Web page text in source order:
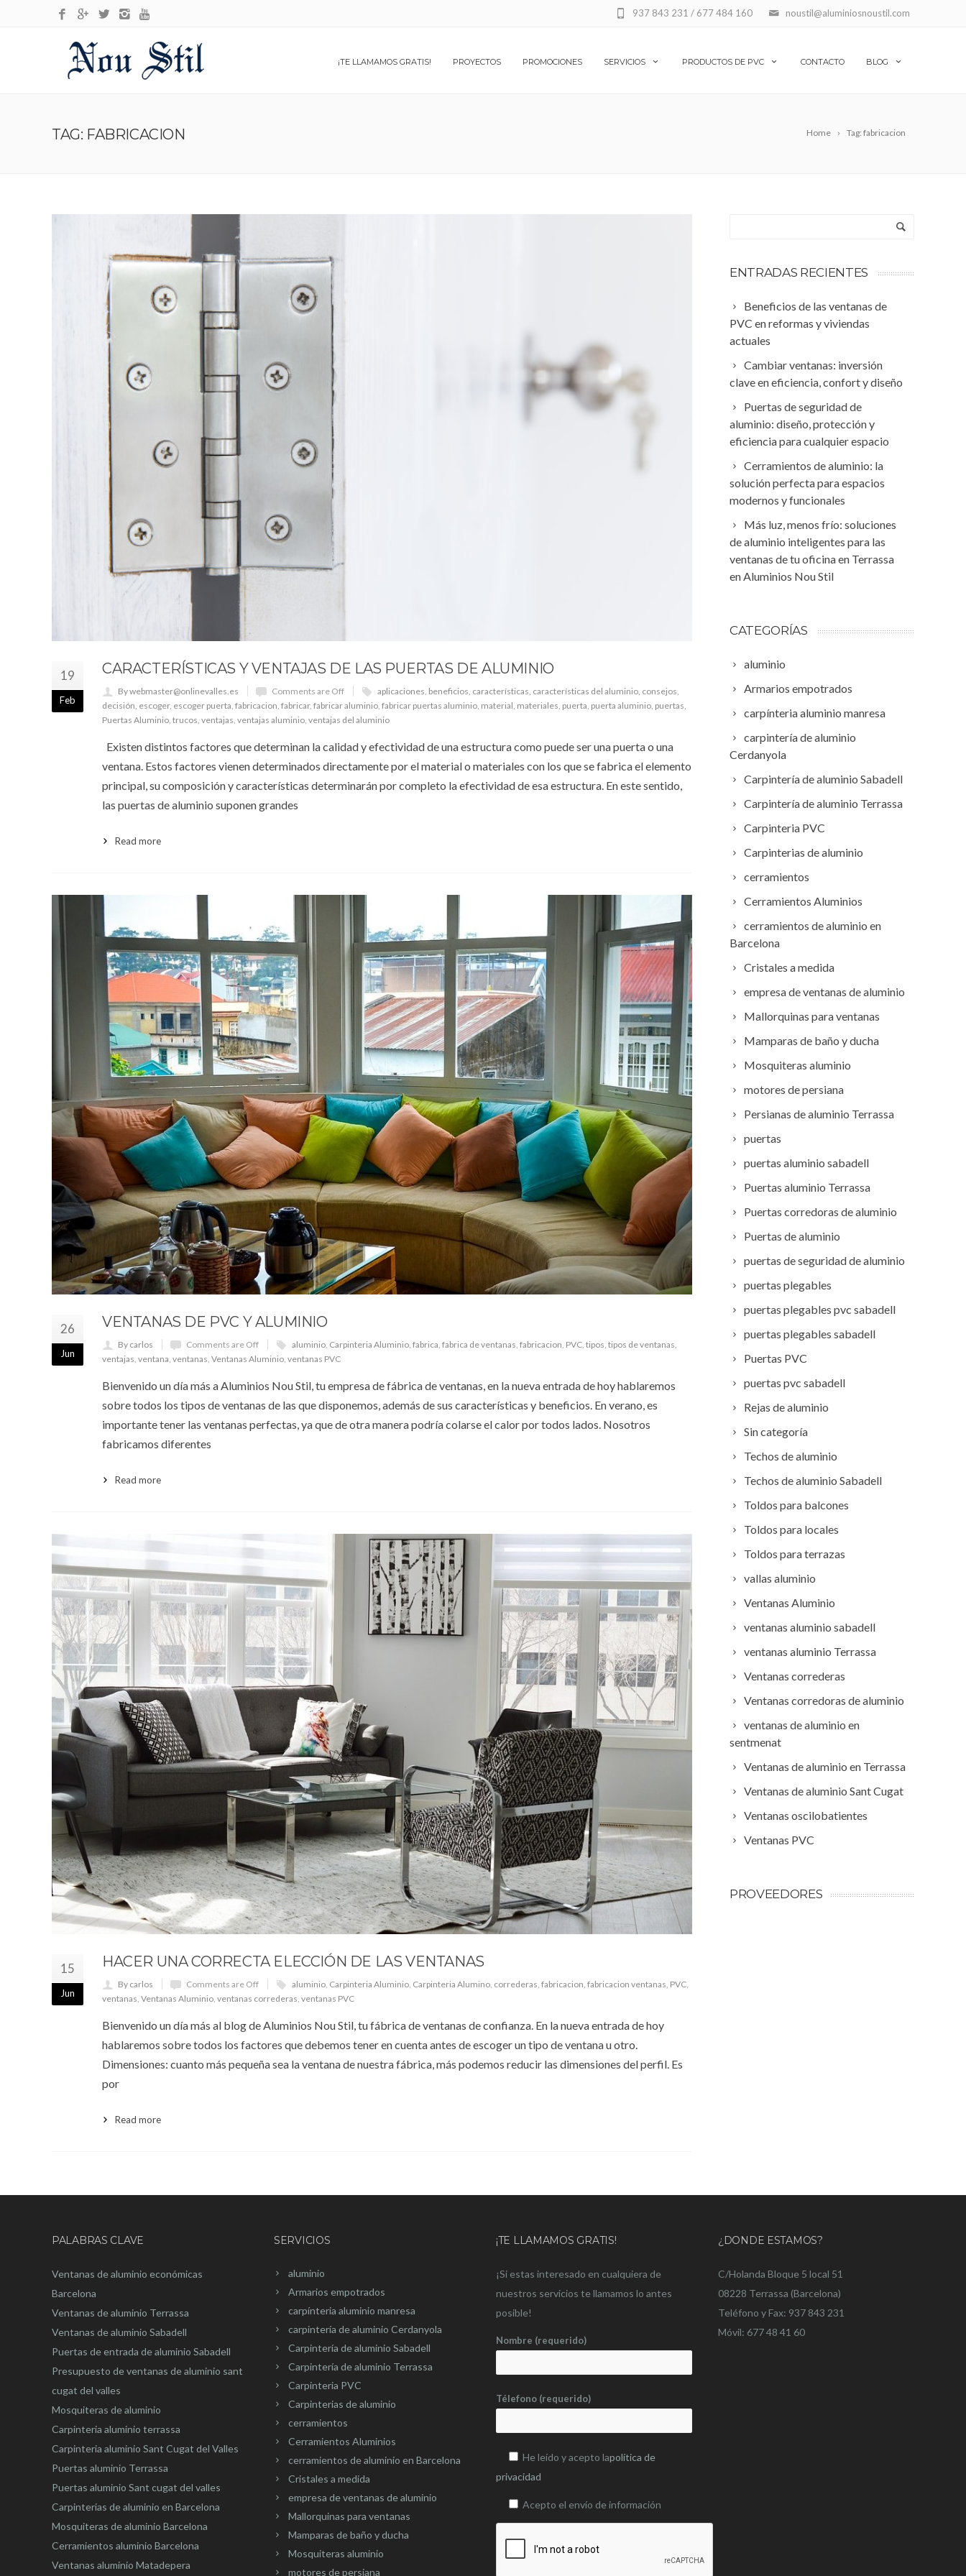
noustil@aluminiosnoustil.com
937 843 231 / 677 484 160
¡TE LLAMAMOS GRATIS! PROYECTOS PROMOCIONES SERVICIOS PRODUCTOS DE PVC CONTACTO BLOG
Home Tag: fabricacion
TAG: FABRICACION
19
Feb
CARACTERÍSTICAS Y VENTAJAS DE LAS PUERTAS DE ALUMINIO
By webmaster@onlinevalles.es Comments are Off aplicaciones beneficios características características del aluminio consejos
decisión escoger, escoger puerta fabricacion fabricar, fabricar aluminio fabricar puertas aluminio material materiales puerta puerta aluminio puertas
Puertas Aluminio trucos ventajas ventajas aluminio ventajas del aluminio
Existen distintos factores que determinan la calidad y efectividad de una estructura como puede ser una puerta o una
ventana. Estos factores vienen determinados directamente por el material o materiales con los que se fabrica el elemento
principal, su composición y características determinarán por completo la efectividad de esa estructura. En este sentido,
las puertas de aluminio suponen grandes
Read more
26
Jun
VENTANAS DE PVC Y ALUMINIO
By carlos Comments are Off aluminio, Carpinteria Aluminio, fabrica, fabrica de ventanas, fabricacion, PVC, tipos, tipos de ventanas,
ventajas, ventana, ventanas, Ventanas Aluminio, ventanas PVC
Bienvenido un día más a Aluminios Nou Stil, tu empresa de fábrica de ventanas, en la nueva entrada de hoy hablaremos
sobre todos los tipos de ventanas de las que disponemos, además de sus características y beneficios. En verano, es
importante tener las ventanas perfectas, ya que de otra manera podría colarse el calor por todos lados. Nosotros
fabricamos diferentes
Read more
15
Jun
HACER UNA CORRECTA ELECCIÓN DE LAS VENTANAS
By carlos Comments are Off aluminio, Carpinteria Aluminio, Carpinteria Alumino, correderas, fabricacion, fabricacion ventanas, PVC,
ventanas, Ventanas Aluminio, ventanas correderas, ventanas PVC
Bienvenido un día más al blog de Aluminios Nou Stil, tu fábrica de ventanas de confianza. En la nueva entrada de hoy
hablaremos sobre todos los factores que debemos tener en cuenta antes de escoger un tipo de ventana u otro.
Dimensiones: cuanto más pequeña sea la ventana de nuestra fábrica, más podemos reducir las dimensiones del perfil. Es
por
Read more
ENTRADAS RECIENTES
Beneficios de las ventanas de
PVC en reformas y viviendas
actuales
Cambiar ventanas: inversión
clave en eficiencia, confort y diseño
Puertas de seguridad de
aluminio: diseño, protección y
eficiencia para cualquier espacio
Cerramientos de aluminio: la
solución perfecta para espacios
modernos y funcionales
Más luz, menos frío: soluciones
de aluminio inteligentes para las
ventanas de tu oficina en Terrassa
en Aluminios Nou Stil
CATEGORÍAS
aluminio
Armarios empotrados
carpínteria aluminio manresa
carpintería de aluminio
Cerdanyola
Carpintería de aluminio Sabadell
Carpintería de aluminio Terrassa
Carpinteria PVC
Carpinterias de aluminio
cerramientos
Cerramientos Aluminios
cerramientos de aluminio en
Barcelona
Cristales a medida
empresa de ventanas de aluminio
Mallorquinas para ventanas
Mamparas de baño y ducha
Mosquiteras aluminio
motores de persiana
Persianas de aluminio Terrassa
puertas
puertas aluminio sabadell
Puertas aluminio Terrassa
Puertas corredoras de aluminio
Puertas de aluminio
puertas de seguridad de aluminio
puertas plegables
puertas plegables pvc sabadell
puertas plegables sabadell
Puertas PVC
puertas pvc sabadell
Rejas de aluminio
Sin categoría
Techos de aluminio
Techos de aluminio Sabadell
Toldos para balcones
Toldos para locales
Toldos para terrazas
vallas aluminio
Ventanas Aluminio
ventanas aluminio sabadell
ventanas aluminio Terrassa
Ventanas correderas
Ventanas corredoras de aluminio
ventanas de aluminio en
sentmenat
Ventanas de aluminio en Terrassa
Ventanas de aluminio Sant Cugat
Ventanas oscilobatientes
Ventanas PVC
PROVEEDORES
PALABRAS CLAVE
Ventanas de aluminio económicas
Barcelona
Ventanas de aluminio Terrassa
Ventanas de aluminio Sabadell
Puertas de entrada de aluminio Sabadell
Presupuesto de ventanas de aluminio sant
cugat del valles
Mosquiteras de aluminio
Carpinteria aluminio terrassa
Carpinteria aluminio Sant Cugat del Valles
Puertas aluminio Terrassa
Puertas aluminio Sant cugat del valles
Carpinterias de aluminio en Barcelona
Mosquiteras de aluminio Barcelona
Cerramientos aluminio Barcelona
Ventanas aluminio Matadepera
SERVICIOS
aluminio
Armarios empotrados
carpínteria aluminio manresa
carpintería de aluminio Cerdanyola
Carpintería de aluminio Sabadell
Carpintería de aluminio Terrassa
Carpinteria PVC
Carpinterias de aluminio
cerramientos
Cerramientos Aluminios
cerramientos de aluminio en Barcelona
Cristales a medida
empresa de ventanas de aluminio
Mallorquinas para ventanas
Mamparas de baño y ducha
Mosquiteras aluminio
motores de persiana
¡TE LLAMAMOS GRATIS!
¡Si estas interesado en cualquiera de
nuestros servicios te llamamos lo antes
posible!
Nombre (requerido)
Télefono (requerido)
He leído y acepto lapolítica de
privacidad
Acepto el envío de información
¿DONDE ESTAMOS?
C/Holanda Bloque 5 local 51
08228 Terrassa (Barcelona)
Teléfono y Fax: 937 843 231
Móvil: 677 48 41 60